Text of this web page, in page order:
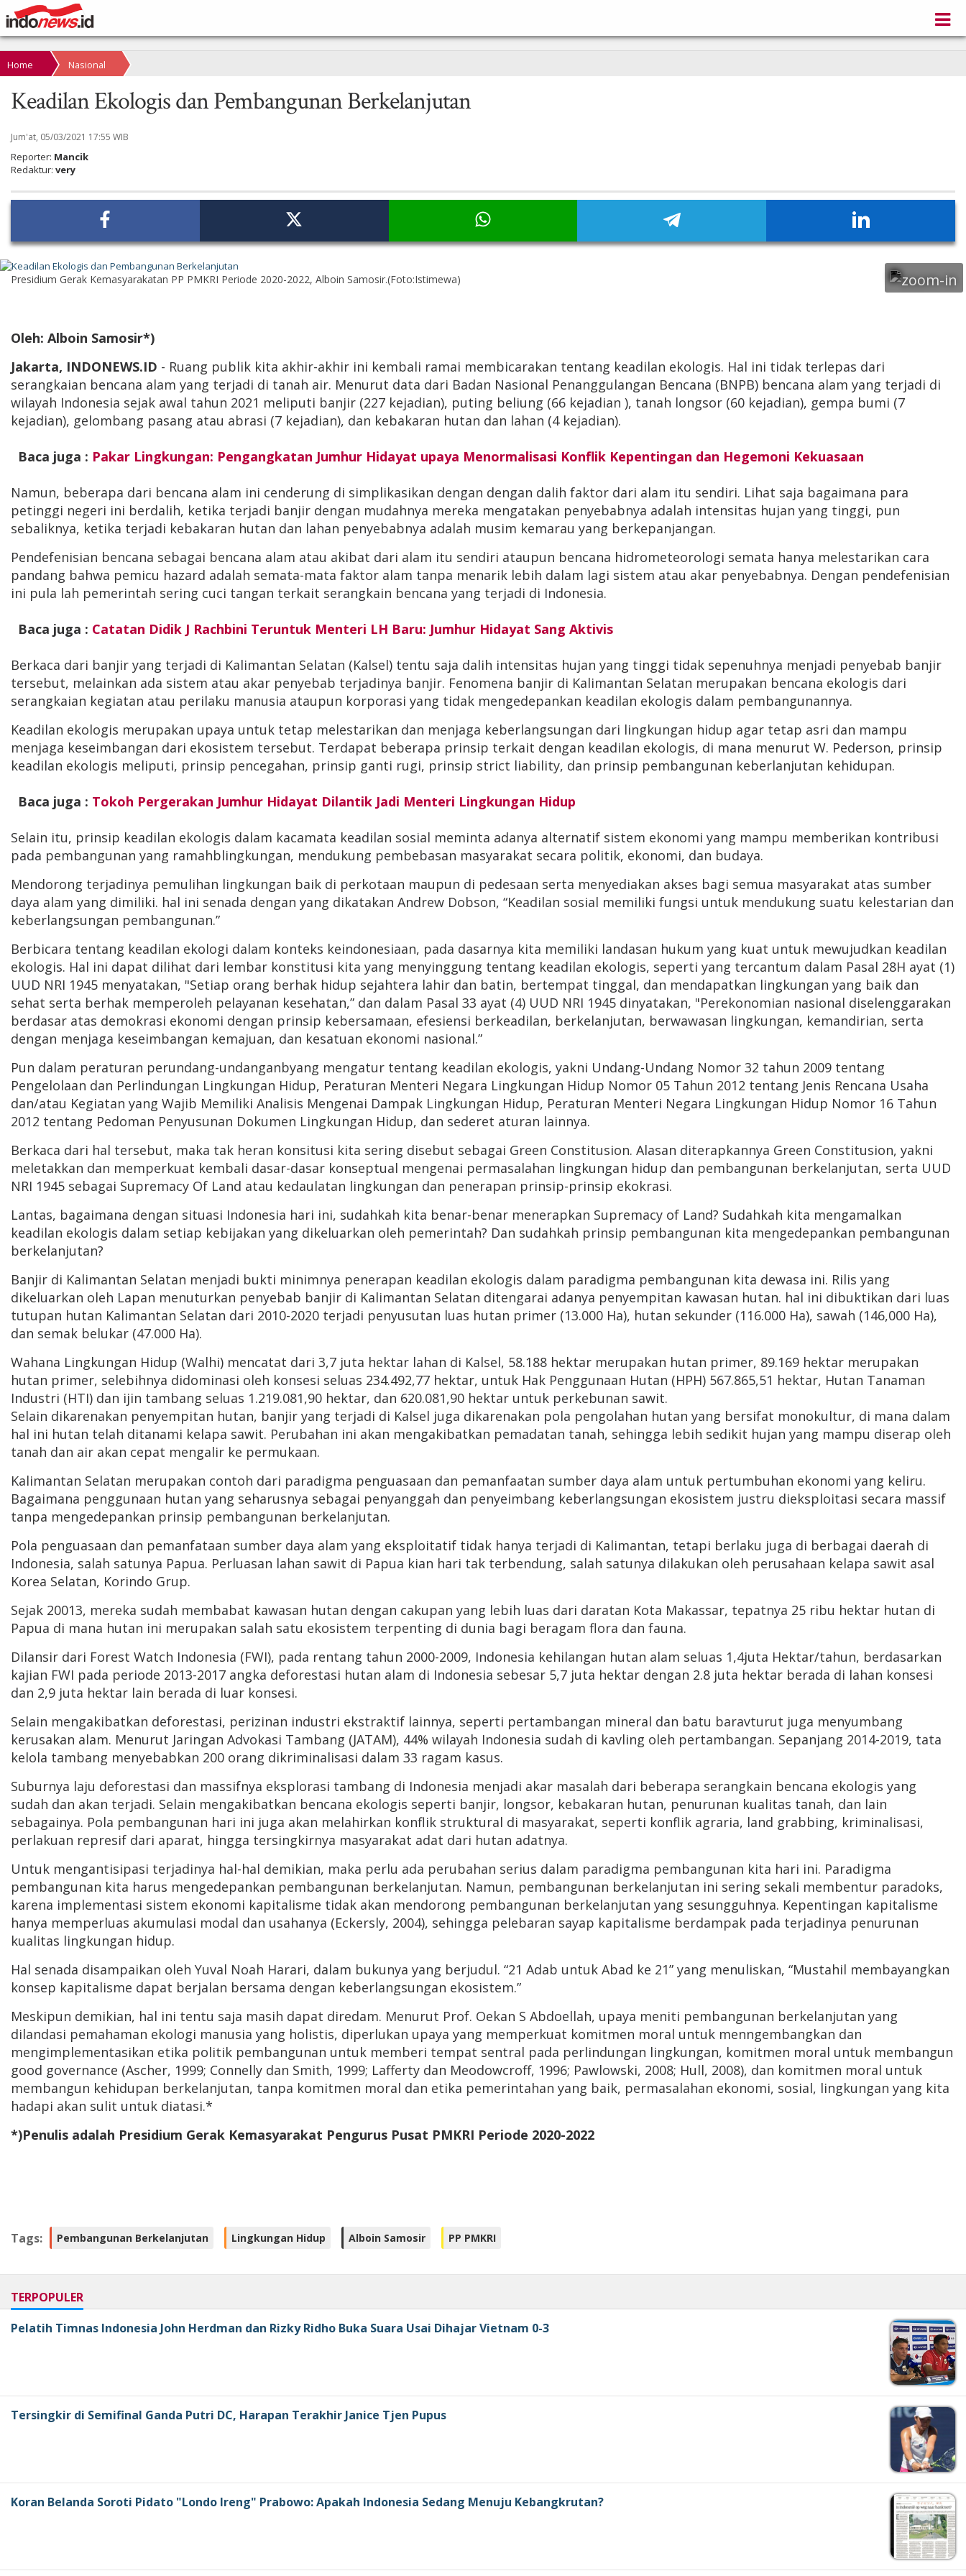
Home Nasional
Keadilan Ekologis dan Pembangunan Berkelanjutan
Jum'at, 05/03/2021 17:55 WIB
Reporter: Mancik
Redaktur: very
Presidium Gerak Kemasyarakatan PP PMKRI Periode 2020-2022, Alboin Samosir.(Foto:Istimewa)
Oleh: Alboin Samosir*)
Jakarta, INDONEWS.ID - Ruang publik kita akhir-akhir ini kembali ramai membicarakan tentang keadilan ekologis. Hal ini tidak terlepas dari
serangkaian bencana alam yang terjadi di tanah air. Menurut data dari Badan Nasional Penanggulangan Bencana (BNPB) bencana alam yang terjadi di
wilayah Indonesia sejak awal tahun 2021 meliputi banjir (227 kejadian), puting beliung (66 kejadian ), tanah longsor (60 kejadian), gempa bumi (7
kejadian), gelombang pasang atau abrasi (7 kejadian), dan kebakaran hutan dan lahan (4 kejadian).
Baca juga : Pakar Lingkungan: Pengangkatan Jumhur Hidayat upaya Menormalisasi Konflik Kepentingan dan Hegemoni Kekuasaan
Namun, beberapa dari bencana alam ini cenderung di simplikasikan dengan dengan dalih faktor dari alam itu sendiri. Lihat saja bagaimana para
petinggi negeri ini berdalih, ketika terjadi banjir dengan mudahnya mereka mengatakan penyebabnya adalah intensitas hujan yang tinggi, pun
sebaliknya, ketika terjadi kebakaran hutan dan lahan penyebabnya adalah musim kemarau yang berkepanjangan.
Pendefenisian bencana sebagai bencana alam atau akibat dari alam itu sendiri ataupun bencana hidrometeorologi semata hanya melestarikan cara
pandang bahwa pemicu hazard adalah semata-mata faktor alam tanpa menarik lebih dalam lagi sistem atau akar penyebabnya. Dengan pendefenisian
ini pula lah pemerintah sering cuci tangan terkait serangkain bencana yang terjadi di Indonesia.
Baca juga : Catatan Didik J Rachbini Teruntuk Menteri LH Baru: Jumhur Hidayat Sang Aktivis
Berkaca dari banjir yang terjadi di Kalimantan Selatan (Kalsel) tentu saja dalih intensitas hujan yang tinggi tidak sepenuhnya menjadi penyebab banjir
tersebut, melainkan ada sistem atau akar penyebab terjadinya banjir. Fenomena banjir di Kalimantan Selatan merupakan bencana ekologis dari
serangkaian kegiatan atau perilaku manusia ataupun korporasi yang tidak mengedepankan keadilan ekologis dalam pembangunannya.
Keadilan ekologis merupakan upaya untuk tetap melestarikan dan menjaga keberlangsungan dari lingkungan hidup agar tetap asri dan mampu
menjaga keseimbangan dari ekosistem tersebut. Terdapat beberapa prinsip terkait dengan keadilan ekologis, di mana menurut W. Pederson, prinsip
keadilan ekologis meliputi, prinsip pencegahan, prinsip ganti rugi, prinsip strict liability, dan prinsip pembangunan keberlanjutan kehidupan.
Baca juga : Tokoh Pergerakan Jumhur Hidayat Dilantik Jadi Menteri Lingkungan Hidup
Selain itu, prinsip keadilan ekologis dalam kacamata keadilan sosial meminta adanya alternatif sistem ekonomi yang mampu memberikan kontribusi
pada pembangunan yang ramahblingkungan, mendukung pembebasan masyarakat secara politik, ekonomi, dan budaya.
Mendorong terjadinya pemulihan lingkungan baik di perkotaan maupun di pedesaan serta menyediakan akses bagi semua masyarakat atas sumber
daya alam yang dimiliki. hal ini senada dengan yang dikatakan Andrew Dobson, “Keadilan sosial memiliki fungsi untuk mendukung suatu kelestarian dan
keberlangsungan pembangunan.”
Berbicara tentang keadilan ekologi dalam konteks keindonesiaan, pada dasarnya kita memiliki landasan hukum yang kuat untuk mewujudkan keadilan
ekologis. Hal ini dapat dilihat dari lembar konstitusi kita yang menyinggung tentang keadilan ekologis, seperti yang tercantum dalam Pasal 28H ayat (1)
UUD NRI 1945 menyatakan, "Setiap orang berhak hidup sejahtera lahir dan batin, bertempat tinggal, dan mendapatkan lingkungan yang baik dan
sehat serta berhak memperoleh pelayanan kesehatan,” dan dalam Pasal 33 ayat (4) UUD NRI 1945 dinyatakan, "Perekonomian nasional diselenggarakan
berdasar atas demokrasi ekonomi dengan prinsip kebersamaan, efesiensi berkeadilan, berkelanjutan, berwawasan lingkungan, kemandirian, serta
dengan menjaga keseimbangan kemajuan, dan kesatuan ekonomi nasional.”
Pun dalam peraturan perundang-undanganbyang mengatur tentang keadilan ekologis, yakni Undang-Undang Nomor 32 tahun 2009 tentang
Pengelolaan dan Perlindungan Lingkungan Hidup, Peraturan Menteri Negara Lingkungan Hidup Nomor 05 Tahun 2012 tentang Jenis Rencana Usaha
dan/atau Kegiatan yang Wajib Memiliki Analisis Mengenai Dampak Lingkungan Hidup, Peraturan Menteri Negara Lingkungan Hidup Nomor 16 Tahun
2012 tentang Pedoman Penyusunan Dokumen Lingkungan Hidup, dan sederet aturan lainnya.
Berkaca dari hal tersebut, maka tak heran konsitusi kita sering disebut sebagai Green Constitusion. Alasan diterapkannya Green Constitusion, yakni
meletakkan dan memperkuat kembali dasar-dasar konseptual mengenai permasalahan lingkungan hidup dan pembangunan berkelanjutan, serta UUD
NRI 1945 sebagai Supremacy Of Land atau kedaulatan lingkungan dan penerapan prinsip-prinsip ekokrasi.
Lantas, bagaimana dengan situasi Indonesia hari ini, sudahkah kita benar-benar menerapkan Supremacy of Land? Sudahkah kita mengamalkan
keadilan ekologis dalam setiap kebijakan yang dikeluarkan oleh pemerintah? Dan sudahkah prinsip pembangunan kita mengedepankan pembangunan
berkelanjutan?
Banjir di Kalimantan Selatan menjadi bukti minimnya penerapan keadilan ekologis dalam paradigma pembangunan kita dewasa ini. Rilis yang
dikeluarkan oleh Lapan menuturkan penyebab banjir di Kalimantan Selatan ditengarai adanya penyempitan kawasan hutan. hal ini dibuktikan dari luas
tutupan hutan Kalimantan Selatan dari 2010-2020 terjadi penyusutan luas hutan primer (13.000 Ha), hutan sekunder (116.000 Ha), sawah (146,000 Ha),
dan semak belukar (47.000 Ha).
Wahana Lingkungan Hidup (Walhi) mencatat dari 3,7 juta hektar lahan di Kalsel, 58.188 hektar merupakan hutan primer, 89.169 hektar merupakan
hutan primer, selebihnya didominasi oleh konsesi seluas 234.492,77 hektar, untuk Hak Penggunaan Hutan (HPH) 567.865,51 hektar, Hutan Tanaman
Industri (HTI) dan ijin tambang seluas 1.219.081,90 hektar, dan 620.081,90 hektar untuk perkebunan sawit.
Selain dikarenakan penyempitan hutan, banjir yang terjadi di Kalsel juga dikarenakan pola pengolahan hutan yang bersifat monokultur, di mana dalam
hal ini hutan telah ditanami kelapa sawit. Perubahan ini akan mengakibatkan pemadatan tanah, sehingga lebih sedikit hujan yang mampu diserap oleh
tanah dan air akan cepat mengalir ke permukaan.
Kalimantan Selatan merupakan contoh dari paradigma penguasaan dan pemanfaatan sumber daya alam untuk pertumbuhan ekonomi yang keliru.
Bagaimana penggunaan hutan yang seharusnya sebagai penyanggah dan penyeimbang keberlangsungan ekosistem justru dieksploitasi secara massif
tanpa mengedepankan prinsip pembangunan berkelanjutan.
Pola penguasaan dan pemanfataan sumber daya alam yang eksploitatif tidak hanya terjadi di Kalimantan, tetapi berlaku juga di berbagai daerah di
Indonesia, salah satunya Papua. Perluasan lahan sawit di Papua kian hari tak terbendung, salah satunya dilakukan oleh perusahaan kelapa sawit asal
Korea Selatan, Korindo Grup.
Sejak 20013, mereka sudah membabat kawasan hutan dengan cakupan yang lebih luas dari daratan Kota Makassar, tepatnya 25 ribu hektar hutan di
Papua di mana hutan ini merupakan salah satu ekosistem terpenting di dunia bagi beragam flora dan fauna.
Dilansir dari Forest Watch Indonesia (FWI), pada rentang tahun 2000-2009, Indonesia kehilangan hutan alam seluas 1,4juta Hektar/tahun, berdasarkan
kajian FWI pada periode 2013-2017 angka deforestasi hutan alam di Indonesia sebesar 5,7 juta hektar dengan 2.8 juta hektar berada di lahan konsesi
dan 2,9 juta hektar lain berada di luar konsesi.
Selain mengakibatkan deforestasi, perizinan industri ekstraktif lainnya, seperti pertambangan mineral dan batu baravturut juga menyumbang
kerusakan alam. Menurut Jaringan Advokasi Tambang (JATAM), 44% wilayah Indonesia sudah di kavling oleh pertambangan. Sepanjang 2014-2019, tata
kelola tambang menyebabkan 200 orang dikriminalisasi dalam 33 ragam kasus.
Suburnya laju deforestasi dan massifnya eksplorasi tambang di Indonesia menjadi akar masalah dari beberapa serangkain bencana ekologis yang
sudah dan akan terjadi. Selain mengakibatkan bencana ekologis seperti banjir, longsor, kebakaran hutan, penurunan kualitas tanah, dan lain
sebagainya. Pola pembangunan hari ini juga akan melahirkan konflik struktural di masyarakat, seperti konflik agraria, land grabbing, kriminalisasi,
perlakuan represif dari aparat, hingga tersingkirnya masyarakat adat dari hutan adatnya.
Untuk mengantisipasi terjadinya hal-hal demikian, maka perlu ada perubahan serius dalam paradigma pembangunan kita hari ini. Paradigma
pembangunan kita harus mengedepankan pembangunan berkelanjutan. Namun, pembangunan berkelanjutan ini sering sekali membentur paradoks,
karena implementasi sistem ekonomi kapitalisme tidak akan mendorong pembangunan berkelanjutan yang sesungguhnya. Kepentingan kapitalisme
hanya memperluas akumulasi modal dan usahanya (Eckersly, 2004), sehingga pelebaran sayap kapitalisme berdampak pada terjadinya penurunan
kualitas lingkungan hidup.
Hal senada disampaikan oleh Yuval Noah Harari, dalam bukunya yang berjudul. “21 Adab untuk Abad ke 21” yang menuliskan, “Mustahil membayangkan
konsep kapitalisme dapat berjalan bersama dengan keberlangsungan ekosistem.”
Meskipun demikian, hal ini tentu saja masih dapat diredam. Menurut Prof. Oekan S Abdoellah, upaya meniti pembangunan berkelanjutan yang
dilandasi pemahaman ekologi manusia yang holistis, diperlukan upaya yang memperkuat komitmen moral untuk menngembangkan dan
mengimplementasikan etika politik pembangunan untuk memberi tempat sentral pada perlindungan lingkungan, komitmen moral untuk membangun
good governance (Ascher, 1999; Connelly dan Smith, 1999; Lafferty dan Meodowcroff, 1996; Pawlowski, 2008; Hull, 2008), dan komitmen moral untuk
membangun kehidupan berkelanjutan, tanpa komitmen moral dan etika pemerintahan yang baik, permasalahan ekonomi, sosial, lingkungan yang kita
hadapi akan sulit untuk diatasi.*
*)Penulis adalah Presidium Gerak Kemasyarakat Pengurus Pusat PMKRI Periode 2020-2022
Tags: Pembangunan Berkelanjutan Lingkungan Hidup Alboin Samosir PP PMKRI
TERPOPULER
Pelatih Timnas Indonesia John Herdman dan Rizky Ridho Buka Suara Usai Dihajar Vietnam 0-3
Tersingkir di Semifinal Ganda Putri DC, Harapan Terakhir Janice Tjen Pupus
Koran Belanda Soroti Pidato "Londo Ireng" Prabowo: Apakah Indonesia Sedang Menuju Kebangkrutan?